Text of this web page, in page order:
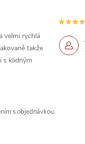
velmi rychlá
takže
s klidným
s objednávkou.